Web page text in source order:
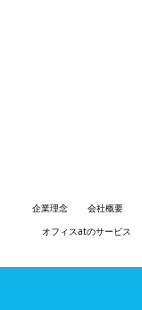
企業理念 会社概要
オフィスatのサービス